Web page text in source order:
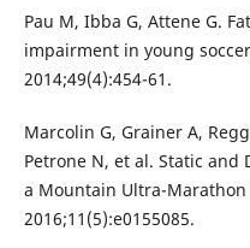
Pau M, Ibba G, Attene G.
impairment in young
2014;49(4):454-61.
Marcolin G, Grainer A,
Petrone N, et al. Static and
a Mountain Ultra-Marathon
2016;11(5):e0155085.